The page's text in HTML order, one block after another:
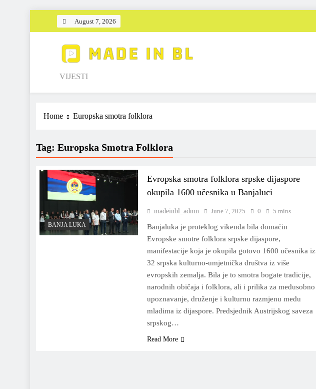
August 7, 2026
Made in BL
VIJESTI
Home Europska smotra folklora
Tag: Europska Smotra Folklora
BANJA LUKA
Evropska smotra folklora srpske dijaspore
okupila 1600 učesnika u Banjaluci
madeinbl_admn June 7, 2025 0 5 mins
Banjaluka je proteklog vikenda bila domaćin
Evropske smotre folklora srpske dijaspore,
manifestacije koja je okupila gotovo 1600 učesnika iz
32 srpska kulturno-umjetnička društva iz više
evropskih zemalja. Bila je to smotra bogate tradicije,
narodnih običaja i folklora, ali i prilika za međusobno
upoznavanje, druženje i kulturnu razmjenu među
mladima iz dijaspore. Predsjednik Austrijskog saveza
srpskog…
Read More